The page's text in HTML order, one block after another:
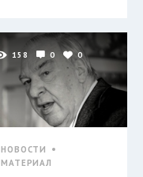
158 0 0
НОВОСТИ
МАТЕРИАЛ